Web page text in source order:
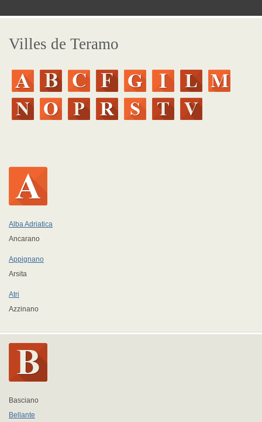
Villes de Teramo
Alba Adriatica
Ancarano
Appignano
Arsita
Atri
Azzinano
Basciano
Bellante